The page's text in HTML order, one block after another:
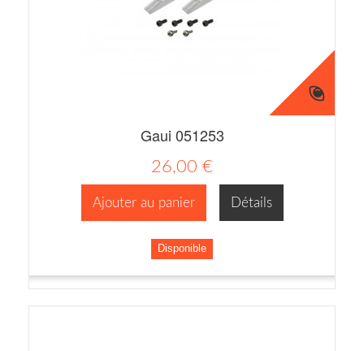
Gaui 051253
26,00 €
Ajouter au panier Détails
Disponible